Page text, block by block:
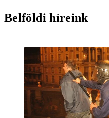
Belföldi híreink